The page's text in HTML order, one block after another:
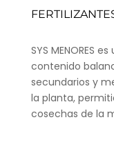
SYS MENORES
contenido
secundarios y
la planta,
cosechas de la